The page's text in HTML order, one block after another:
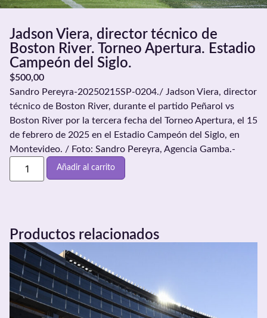
Jadson Viera, director técnico de
Boston River. Torneo Apertura. Estadio
Campeón del Siglo.
$500,00
Sandro Pereyra-20250215SP-0204./ Jadson Viera, director
técnico de Boston River, durante el partido Peñarol vs
Boston River por la tercera fecha del Torneo Apertura, el 15
de febrero de 2025 en el Estadio Campeón del Siglo, en
Montevideo. / Foto: Sandro Pereyra, Agencia Gamba.-
Añadir al carrito
Productos relacionados